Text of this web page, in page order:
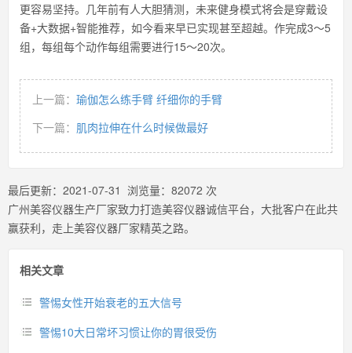
更容易坚持。几年前有人大胆猜测，未来健身模式将会是穿戴设
备+大数据+智能推荐，如今看来早已实现甚至超越。作完成3～5
组，每组每个动作每组需要进行15～20次。
上一篇： 瑜伽怎么练手臂 纤细你的手臂
下一篇： 肌肉拉伸在什么时候做最好
最后更新： 2021-07-31 浏览量： 82072 次
广州美容仪器生产厂家致力打造美容仪器诚信平台，大批客户在此共
赢获利，走上美容仪器厂家精英之路。
相关文章
警惕女性开始衰老的五大信号
警惕10大日常坏习惯让你的胃很受伤